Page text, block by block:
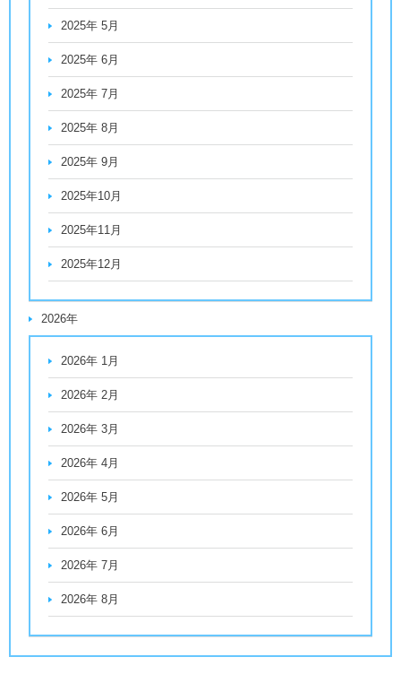
2025年 5月
2025年 6月
2025年 7月
2025年 8月
2025年 9月
2025年10月
2025年11月
2025年12月
2026年
2026年 1月
2026年 2月
2026年 3月
2026年 4月
2026年 5月
2026年 6月
2026年 7月
2026年 8月